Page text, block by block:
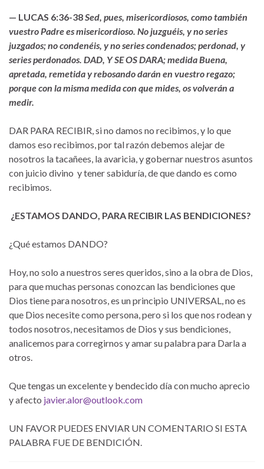
— LUCAS 6:36-38Sed, pues, misericordiosos, como también
vuestro Padre es misericordioso. No juzguéis, y no series
juzgados; no condenéis, y no series condenados; perdonad, y
series perdonados. DAD, Y SE OS DARA; medida Buena,
apretada, remetida y rebosando darán en vuestro regazo;
porque con la misma medida con que mides, os volverán a
medir.
DAR PARA RECIBIR, si no damos no recibimos, y lo que
damos eso recibimos, por tal razón debemos alejar de
nosotros la tacañees, la avaricia, y gobernar nuestros asuntos
con juicio divino y tener sabiduría, de que dando es como
recibimos.
¿ESTAMOS DANDO, PARA RECIBIR LAS BENDICIONES?
¿Qué estamos DANDO?
Hoy, no solo a nuestros seres queridos, sino a la obra de Dios,
para que muchas personas conozcan las bendiciones que
Dios tiene para nosotros, es un principio UNIVERSAL, no es
que Dios necesite como persona, pero si los que nos rodean y
todos nosotros, necesitamos de Dios y sus bendiciones,
analicemos para corregirnos y amar su palabra para Darla a
otros.
Que tengas un excelente y bendecido día con mucho aprecio
y afecto javier.alor@outlook.com
UN FAVOR PUEDES ENVIAR UN COMENTARIO SI ESTA
PALABRA FUE DE BENDICIÓN.